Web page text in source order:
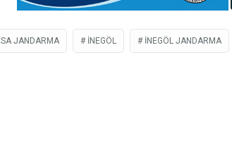
JANDARMA İNEGÖL INEGÖL JANDARMA